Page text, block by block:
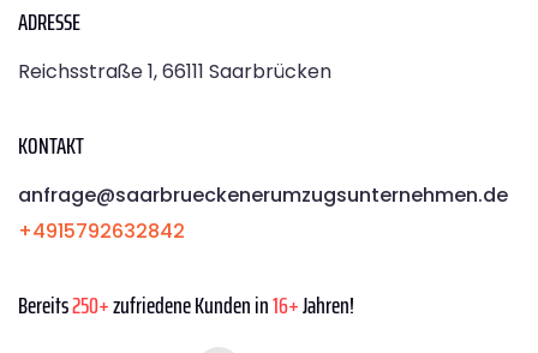
ADRESSE
Reichsstraße 1, 66111 Saarbrücken
KONTAKT
anfrage@saarbrueckenerumzugsunternehmen.de
+4915792632842
Bereits250+zufriedene Kunden in16+Jahren!